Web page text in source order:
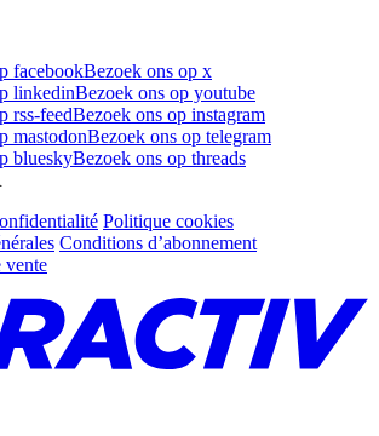
facebookBezoek ons op x
linkedinBezoek ons op youtube
rss-feedBezoek ons op instagram
mastodonBezoek ons op telegram
blueskyBezoek ons op threads
Politique cookies
Conditions d’abonnement
vente